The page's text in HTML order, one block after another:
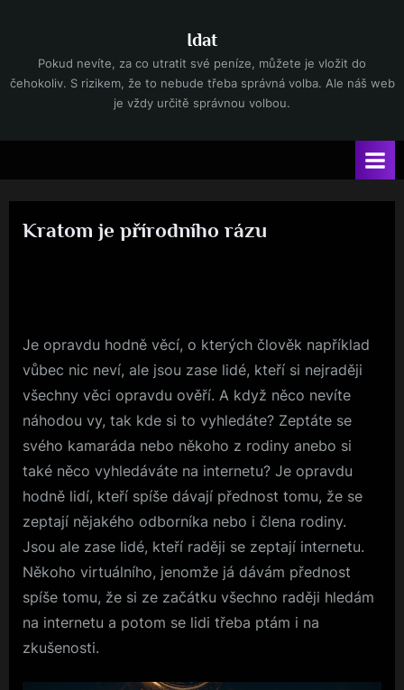
content
Idat
Pokud nevíte, za co utratit své peníze, můžete je vložit do
čehokoliv. S rizikem, že to nebude třeba správná volba. Ale náš web
je vždy určitě správnou volbou.
Kratom je přírodního rázu
Je opravdu hodně věcí, o kterých člověk například
vůbec nic neví, ale jsou zase lidé, kteří si nejraději
všechny věci opravdu ověří. A když něco nevíte
náhodou vy, tak kde si to vyhledáte? Zeptáte se
svého kamaráda nebo někoho z rodiny anebo si
také něco vyhledáváte na internetu? Je opravdu
hodně lidí, kteří spíše dávají přednost tomu, že se
zeptají nějakého odborníka nebo i člena rodiny.
Jsou ale zase lidé, kteří raději se zeptají internetu.
Někoho virtuálního, jenomže já dávám přednost
spíše tomu, že si ze začátku všechno raději hledám
na internetu a potom se lidi třeba ptám i na
zkušenosti.